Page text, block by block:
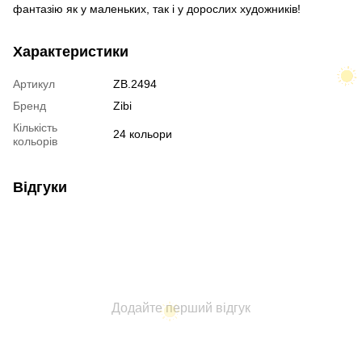
фантазію як у маленьких, так і у дорослих художників!
Характеристики
Артикул
ZB.2494
Бренд
Zibi
Кількість
кольорів
24 кольори
Відгуки
Додайте перший відгук